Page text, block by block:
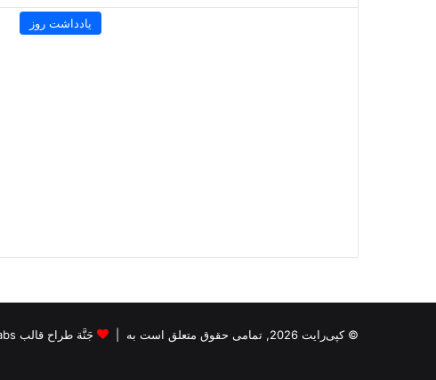
یادداشت روز
© کپی‌رایت 2026, تمامی حقوق متعلق است به | جَنَّة طراح قالب TieLabs